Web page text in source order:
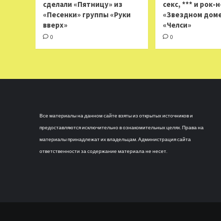
сделали «Пятницу» из
«Песенки» группы «Руки
вверх»
0
секс, *** и рок-
«Звездном
«Челси»
0
Все материалы на данном сайте взяты из открытых источников и
предоставляются исключительно в ознакомительных целях. Права на
материалы принадлежат их владельцам. Администрация сайта
ответственности за содержание материала не несет.